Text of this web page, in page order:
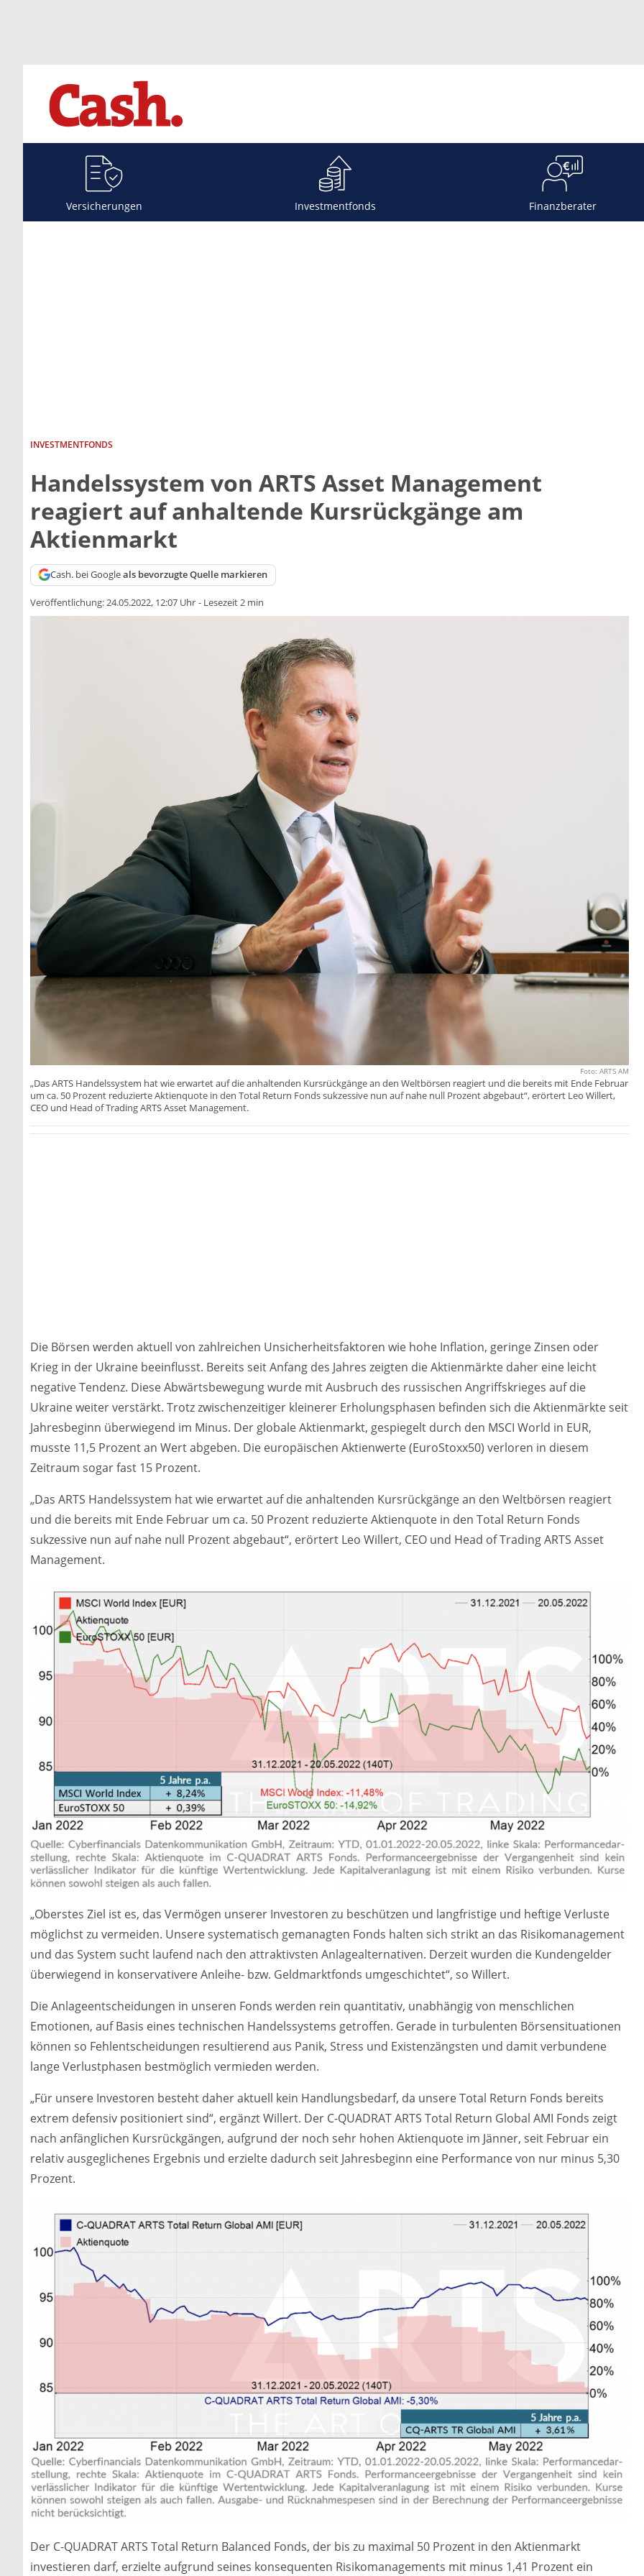
Versicherungen Investmentfonds Finanzberater
INVESTMENTFONDS
Handelssystem von ARTS Asset Management
reagiert auf anhaltende Kursrückgänge am
Aktienmarkt
Cash. bei Googleals bevorzugte Quelle markieren
Veröffentlichung:24.05.2022, 12:07 Uhr - Lesezeit 2 min
Foto: ARTS AM
„Das ARTS Handelssystem hat wie erwartet auf die anhaltenden Kursrückgänge an den Weltbörsen reagiert und die bereits mit Ende Februar
um ca. 50 Prozent reduzierte Aktienquote in den Total Return Fonds sukzessive nun auf nahe null Prozent abgebaut“, erörtert Leo Willert,
CEO und Head of Trading ARTS Asset Management.
Die Börsen werden aktuell von zahlreichen Unsicherheitsfaktoren wie hohe Inflation, geringe Zinsen oder
Krieg in der Ukraine beeinflusst. Bereits seit Anfang des Jahres zeigten die Aktienmärkte daher eine leicht
negative Tendenz. Diese Abwärtsbewegung wurde mit Ausbruch des russischen Angriffskrieges auf die
Ukraine weiter verstärkt. Trotz zwischenzeitiger kleinerer Erholungsphasen befinden sich die Aktienmärkte seit
Jahresbeginn überwiegend im Minus. Der globale Aktienmarkt, gespiegelt durch den MSCI World in EUR,
musste 11,5 Prozent an Wert abgeben. Die europäischen Aktienwerte (EuroStoxx50) verloren in diesem
Zeitraum sogar fast 15 Prozent.
„Das ARTS Handelssystem hat wie erwartet auf die anhaltenden Kursrückgänge an den Weltbörsen reagiert
und die bereits mit Ende Februar um ca. 50 Prozent reduzierte Aktienquote in den Total Return Fonds
sukzessive nun auf nahe null Prozent abgebaut“, erörtert Leo Willert, CEO und Head of Trading ARTS Asset
Management.
„Oberstes Ziel ist es, das Vermögen unserer Investoren zu beschützen und langfristige und heftige Verluste
möglichst zu vermeiden. Unsere systematisch gemanagten Fonds halten sich strikt an das Risikomanagement
und das System sucht laufend nach den attraktivsten Anlagealternativen. Derzeit wurden die Kundengelder
überwiegend in konservativere Anleihe- bzw. Geldmarktfonds umgeschichtet“, so Willert.
Die Anlageentscheidungen in unseren Fonds werden rein quantitativ, unabhängig von menschlichen
Emotionen, auf Basis eines technischen Handelssystems getroffen. Gerade in turbulenten Börsensituationen
können so Fehlentscheidungen resultierend aus Panik, Stress und Existenzängsten und damit verbundene
lange Verlustphasen bestmöglich vermieden werden.
„Für unsere Investoren besteht daher aktuell kein Handlungsbedarf, da unsere Total Return Fonds bereits
extrem defensiv positioniert sind“, ergänzt Willert. Der C-QUADRAT ARTS Total Return Global AMI Fonds zeigt
nach anfänglichen Kursrückgängen, aufgrund der noch sehr hohen Aktienquote im Jänner, seit Februar ein
relativ ausgeglichenes Ergebnis und erzielte dadurch seit Jahresbeginn eine Performance von nur minus 5,30
Prozent.
Der C-QUADRAT ARTS Total Return Balanced Fonds, der bis zu maximal 50 Prozent in den Aktienmarkt
investieren darf, erzielte aufgrund seines konsequenten Risikomanagements mit minus 1,41 Prozent ein